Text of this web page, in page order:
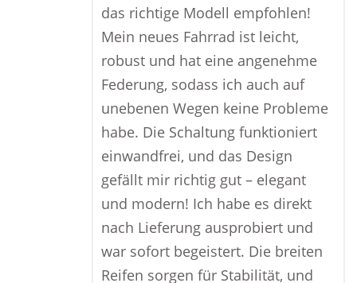
das richtige Modell empfohlen!
Mein neues Fahrrad ist leicht,
robust und hat eine angenehme
Federung, sodass ich auch auf
unebenen Wegen keine Probleme
habe. Die Schaltung funktioniert
einwandfrei, und das Design
gefällt mir richtig gut – elegant
und modern! Ich habe es direkt
nach Lieferung ausprobiert und
war sofort begeistert. Die breiten
Reifen sorgen für Stabilität, und